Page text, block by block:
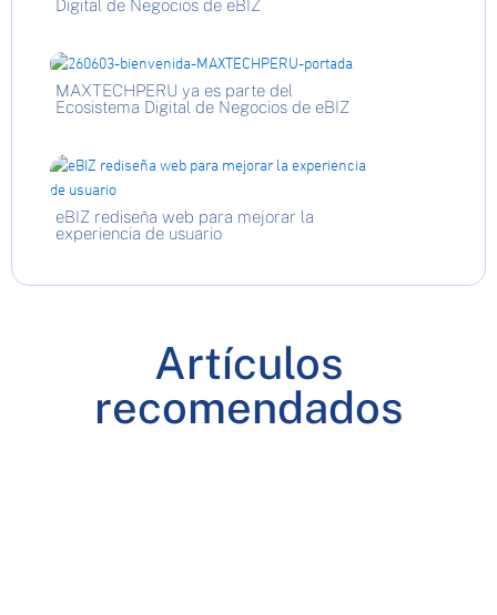
Digital de Negocios de eBIZ
MAXTECHPERU ya es parte del
Ecosistema Digital de Negocios de eBIZ
eBIZ rediseña web para mejorar la
experiencia de usuario
Artículos
recomendados